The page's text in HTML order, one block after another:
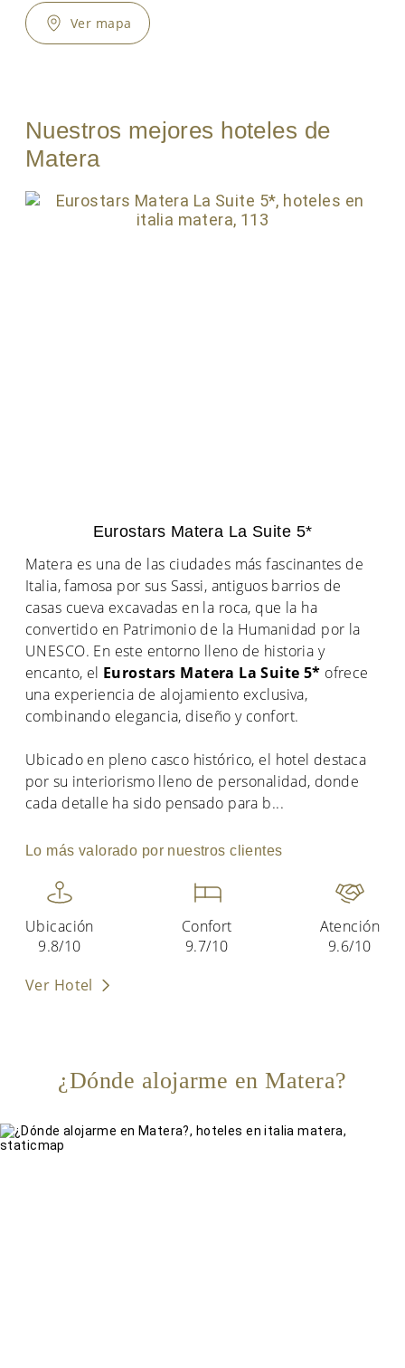
Ver mapa
Nuestros mejores hoteles de
Matera
Eurostars Matera La Suite 5*
Matera es una de las ciudades más fascinantes de
Italia, famosa por sus Sassi, antiguos barrios de
casas cueva excavadas en la roca, que la ha
convertido en Patrimonio de la Humanidad por la
UNESCO. En este entorno lleno de historia y
encanto, el Eurostars Matera La Suite 5* ofrece
una experiencia de alojamiento exclusiva,
combinando elegancia, diseño y confort.
Ubicado en pleno casco histórico, el hotel destaca
por su interiorismo lleno de personalidad, donde
cada detalle ha sido pensado para b...
Lo más valorado por nuestros clientes
Ubicación
9.8/10
Confort
9.7/10
Atención
9.6/10
Ver Hotel
¿Dónde alojarme en Matera?